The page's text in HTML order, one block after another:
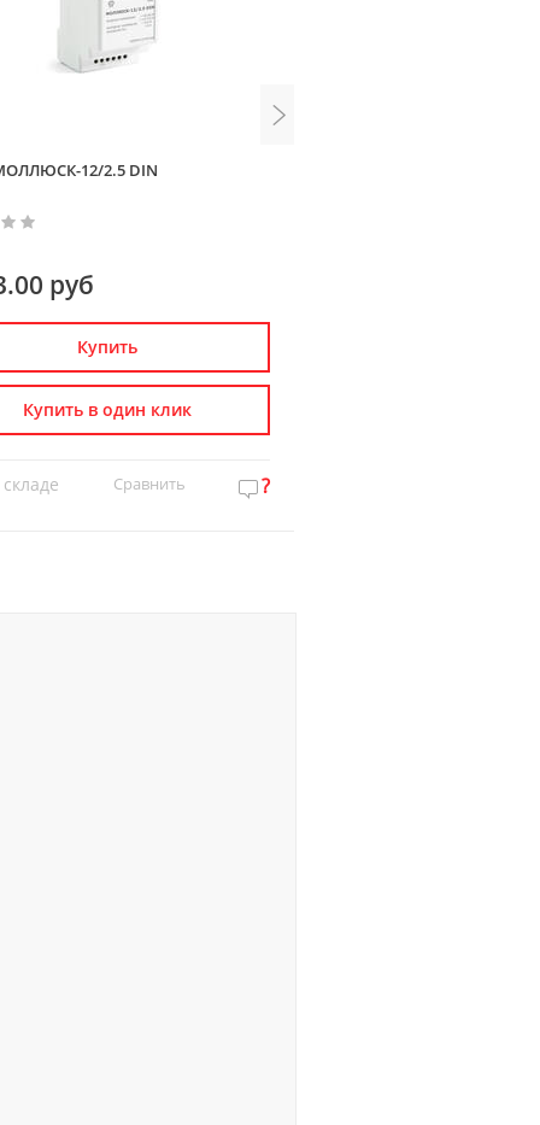
12/2.5 DIN
руб
Купить
Сравнить ?
Купить в один клик